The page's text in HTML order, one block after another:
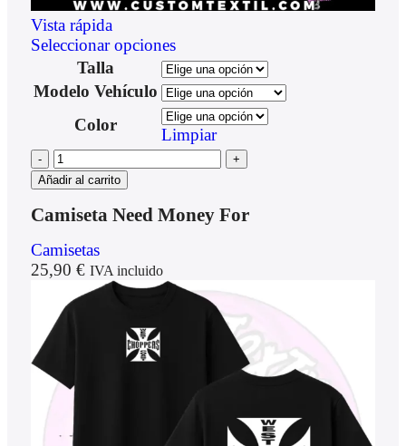
Vista rápida
Seleccionar opciones
Talla
Modelo Vehículo
Color
Limpiar
Añadir al carrito
Camiseta Need Money For
Camisetas
25,90 € IVA incluido